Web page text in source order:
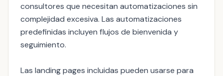
consultores que necesitan automatizaciones sin
complejidad excesiva. Las automatizaciones
predefinidas incluyen flujos de bienvenida y
seguimiento.
Las landing pages incluidas pueden usarse para